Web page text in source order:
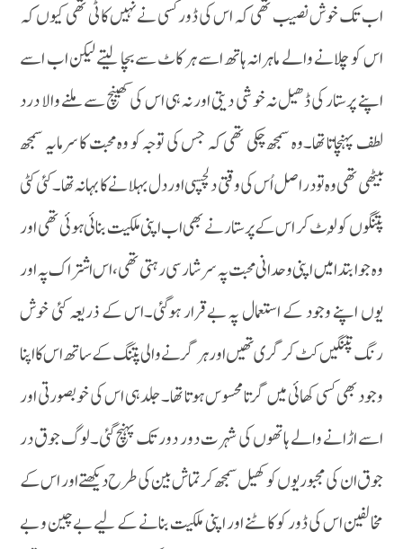
اب تک خوش نصیب تھی کہ اس کی ڈور کسی نے نہیں کاٹی تھی کیوں کہ
اس کو چلانے والے ماہرانہ ہاتھ اسے ہر کاٹ سے بچا لیتے لیکن اب اسے
اپنے پرستار کی ڈھیل نہ خوشی دیتی اور نہ ہی اس کی کھینچ سے ملنے والا درد
لطف پہنچاتا تھا۔وہ سمجھ چکی تھی کہ جس کی توجہ کو وہ محبت کا سرمایہ سمجھ
بیٹھی تھی وہ تو دراصل اُس کی وقتی دلچسپی اور دل بہلانے کا بہانہ تھا۔کئی کٹی
پتنگوں کو لُوٹ کر اس کے پرستار نے بھی اب اپنی ملکیت بنائی ہوئی تھی اور
وہ جو ابتدا میں اپنی وحدانی محبت پہ سرشار سی رہتی تھی ،اس اشتراک پہ اور
یوں اپنے وجود کے استعمال پہ بے قرار ہوگئی۔اس کے ذریعہ کئی خوش
رنگ پتنگیں کٹ کر گری تھیں اور ہر گرنے والی پتنگ کے ساتھ اس کا اپنا
وجود بھی کسی کھائی میں گرتا محسوس ہوتا تھا۔جلد ہی اس کی خوبصورتی اور
اسے اڑانے والے ہاتھوں کی شہرت دور دور تک پہنچ گئی۔لوگ جوق در
جوق ان کی مجبوریوں کو کھیل سمجھ کر تماش بین کی طرح دیکھتے اور اس کے
مخالفین اس کی ڈور کو کاٹنے اور اپنی ملکیت بنانے کے لیے بے چین و بے